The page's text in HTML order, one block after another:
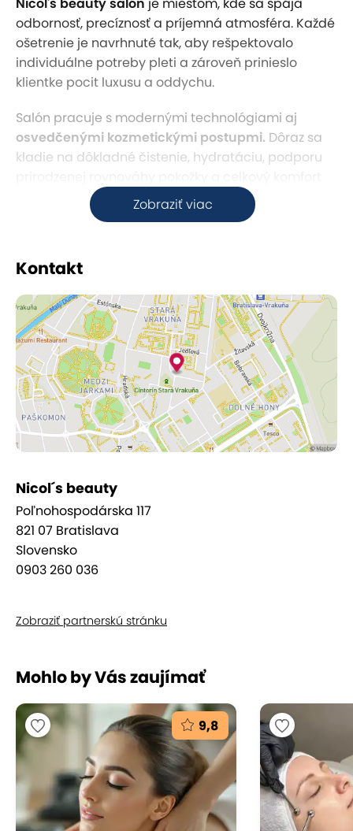
Zobraziť viac
odbornosť, precíznosť a príjemná atmosféra. Každé
ošetrenie je navrhnuté tak, aby rešpektovalo
individuálne potreby pleti a zároveň prinieslo
klientke pocit luxusu a oddychu.
Salón pracuje s modernými technológiami aj
osvedčenými kozmetickými postupmi. Dôraz sa
kladie na dôkladné čistenie, hydratáciu, podporu
počas procedúry. Každý krok je vykonávaný s citom
a profesionalitou.
zážitkom. Jemná hudba, harmonické prostredie a
individuálny prístup vytvárajú priestor, kde si
klientky môžuoddýchnuť od každodenného
stresu.
Či už túžite po hĺbkovom čistení, rozjasnení,
hydratácii alebo relaxačnej masáži tváre a dekoltu,
v Nicol's beauty nájdete rituál, ktorýzvýrazní
prirodzenú krásu a dodá pleti svieži, upravený
vzhľad.
Kontakt
Nicol´s beauty
Poľnohospodárska 117
821 07 Bratislava
Slovensko
0903 260 036
Zobraziť partnerskú stránku
Mohlo by Vás zaujímať
9,8